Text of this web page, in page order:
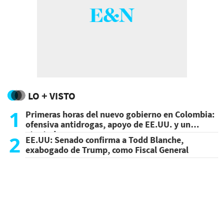
LO + VISTO
1
Primeras horas del nuevo gobierno en Colombia:
ofensiva antidrogas, apoyo de EE.UU. y un
atentado
2 EE.UU: Senado confirma a Todd Blanche,
exabogado de Trump, como Fiscal General